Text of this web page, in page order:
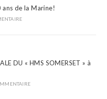
de la Marine!
DU « HMS SOMERSET » à